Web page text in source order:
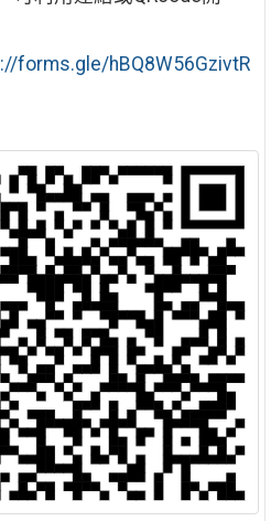
forms.gle/hBQ8W56GzivtR